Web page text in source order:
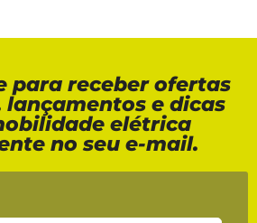
para receber ofertas
lançamentos e dicas
elétrica
no seu e-mail.